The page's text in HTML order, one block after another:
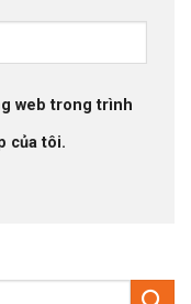
web trong trình
của tôi.